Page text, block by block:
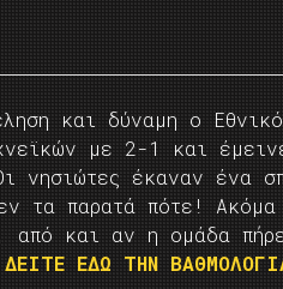
και δύναμη ο
με 2-1 και
νησιώτες έκαναν ένα
τα παρατά πότε!
από και αν η ομάδα
ΔΕΙΤΕ ΕΔΩ ΤΗΝ